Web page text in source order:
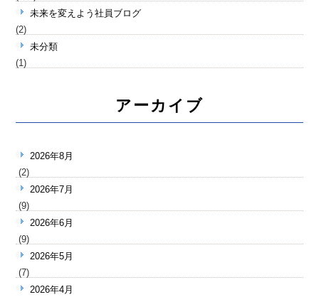
未来を変えよう社員ブログ
(2)
未分類
(1)
アーカイブ
2026年8月
(2)
2026年7月
(9)
2026年6月
(9)
2026年5月
(7)
2026年4月